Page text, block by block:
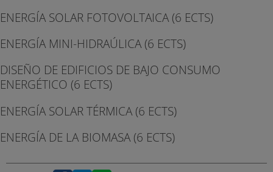
ENERGÍA SOLAR FOTOVOLTAICA (6 ECTS)
ENERGÍA MINI-HIDRAÚLICA (6 ECTS)
DISEÑO DE EDIFICIOS DE BAJO CONSUMO
ENERGÉTICO (6 ECTS)
ENERGÍA SOLAR TÉRMICA (6 ECTS)
ENERGÍA DE LA BIOMASA (6 ECTS)